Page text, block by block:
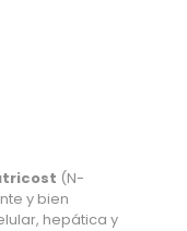
(N-
y bien
hepática y